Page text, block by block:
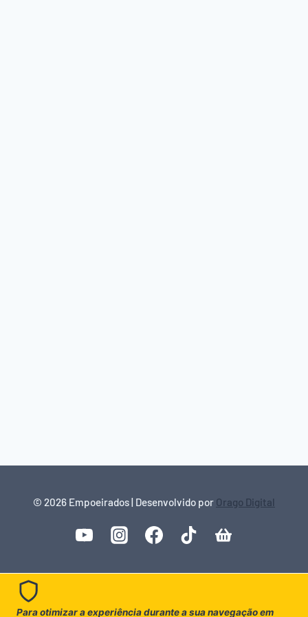
© 2026 Empoeirados | Desenvolvido por Orago Digital
Para otimizar a experiência durante a sua navegação em